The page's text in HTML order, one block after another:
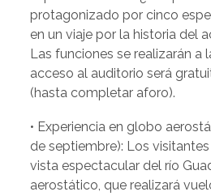
protagonizado por cinco
en un viaje por la historia del
Las funciones se realizarán a
acceso al auditorio será
(hasta completar aforo).
• Experiencia en globo
de septiembre): Los
vista espectacular del río
aerostático, que realizará